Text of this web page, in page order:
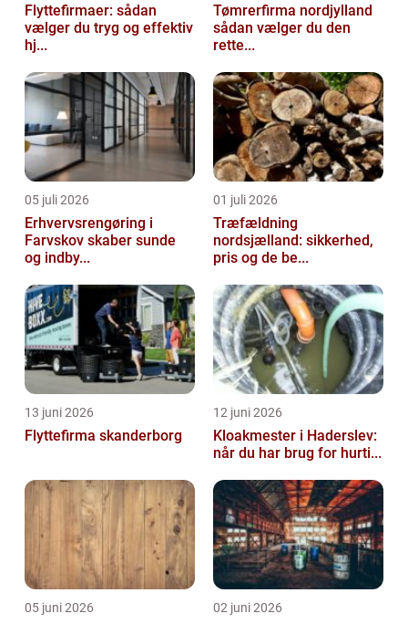
Flyttefirmaer: sådan
vælger du tryg og effektiv
hj...
Tømrerfirma nordjylland
sådan vælger du den
rette...
05 juli 2026
Erhvervsrengøring i
Farvskov skaber sunde
og indby...
01 juli 2026
Træfældning
nordsjælland: sikkerhed,
pris og de be...
13 juni 2026
Flyttefirma skanderborg
12 juni 2026
Kloakmester i Haderslev:
når du har brug for hurti...
05 juni 2026 02 juni 2026